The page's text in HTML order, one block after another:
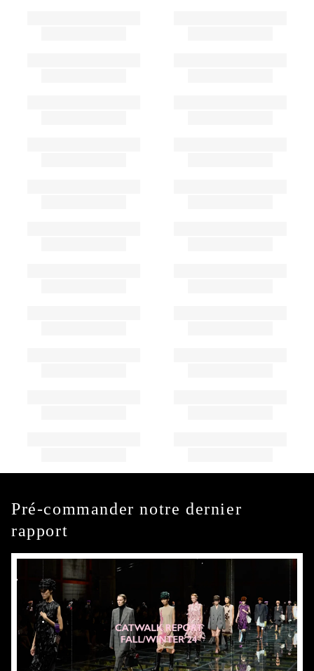
Pré-commander notre dernier
rapport